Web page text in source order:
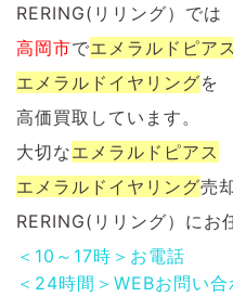
RERING(リリング）では
高岡市でエメラルドピアス
エメラルドイヤリングを
高価買取しています。
大切なエメラルドピアス
エメラルドイヤリング売
RERING(リリング）にお
＜10～17時＞お電話
＜24時間＞WEBお問い合